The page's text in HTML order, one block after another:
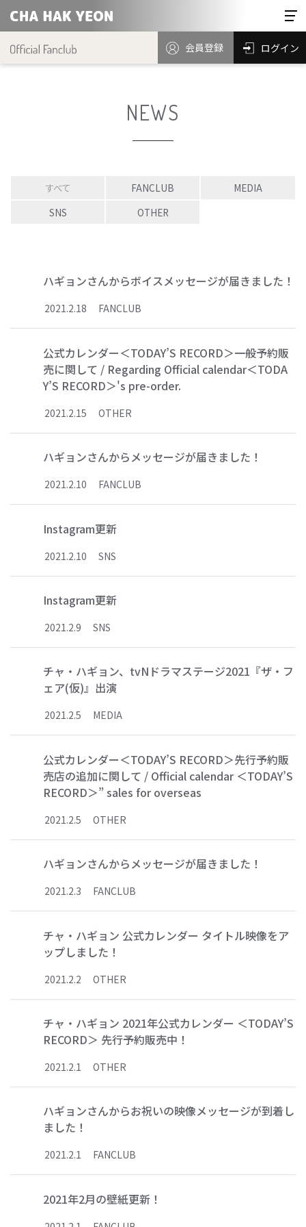
会員登録 ログイン
NEWS
すべて FANCLUB
MEDIA
SNS
OTHER
ハギョンさんからボイスメッセージが届きました！
2021.2.18 FANCLUB
公式カレンダー＜TODAY’S RECORD＞一般予約販
売に関して / Regarding Official calendar＜TODA
Y’S RECORD＞'s pre-order.
2021 .2.15 OTHER
ハギョンさんからメッセージが届きました！
2021.2.10 FANCLUB
Instagram更新
2021 .2.10 SNS
Instagram更新
2021 .2.9 SNS
チャ・ハギョン、tvNドラマステージ2021『ザ・フ
ェア(仮)』出演
2021.2.5 MEDIA
公式カレンダー＜TODAY’S RECORD＞先行予約販
売店の追加に関して / Official calendar ＜TODAY’S
RECORD＞” sales for overseas
2021 .2.5 OTHER
ハギョンさんからメッセージが届きました！
2021.2.3 FANCLUB
チャ・ハギョン 公式カレンダー タイトル映像をア
ップしました！
2021 .2.2 OTHER
チャ・ハギョン 2021年公式カレンダー ＜TODAY’S
RECORD＞ 先行予約販売中！
2021 .2.1 OTHER
ハギョンさんからお祝いの映像メッセージが到着し
ました！
2021.2.1 FANCLUB
2021年2月の壁紙更新！